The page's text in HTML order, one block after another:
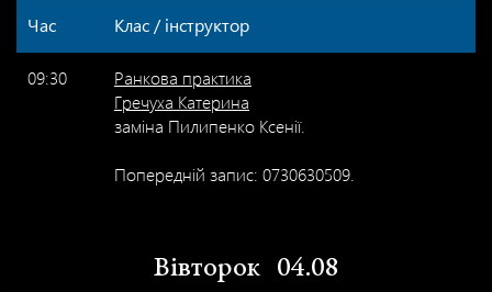
Час Клас / інструктор
09:30
Ранкова практика
Гречуха Катерина
заміна Пилипенко Ксенії.
Попередній запис: 0730630509.
Вівторок 04.08